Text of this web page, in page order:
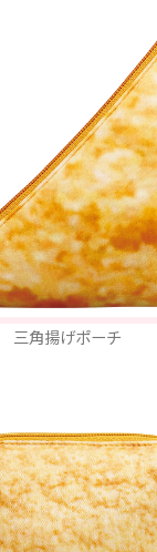
三角揚げポーチ